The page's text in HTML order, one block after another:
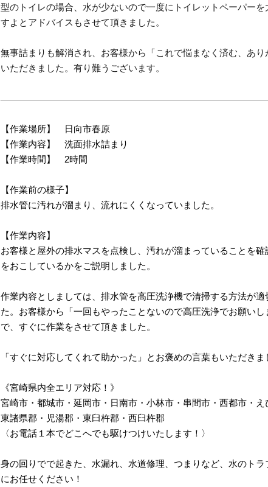
型のトイレの場合、水が少ないので一度にトイレットペーパー
すよとアドバイスもさせて頂きました。
無事詰まりも解消され、お客様から「これで悩まなく済む、あ
いただきました。有り難うございます。
【作業場所】 日向市春原
【作業内容】 洗面排水詰まり
【作業時間】 2時間
【作業前の様子】
排水管に汚れが溜まり、流れにくくなっていました。
【作業内容】
お客様と屋外の排水マスを点検し、汚れが溜まっていることを
をおこしているかをご説明しました。
作業内容としましては、排水管を高圧洗浄機で清掃する方法が
た。お客様から「一回もやったことないので高圧洗浄でお願い
で、すぐに作業をさせて頂きました。
「すぐに対応してくれて助かった」とお褒めの言葉もいただき
《宮崎県内全エリア対応！》
宮崎市・都城市・延岡市・日南市・小林市・串間市・西都市・
東諸県郡・児湯郡・東臼杵郡・西臼杵郡
〈お電話１本でどこへでも駆けつけいたします！〉
身の回りでで起きた、水漏れ、水道修理、つまりなど、水のトラ
にお任せください！